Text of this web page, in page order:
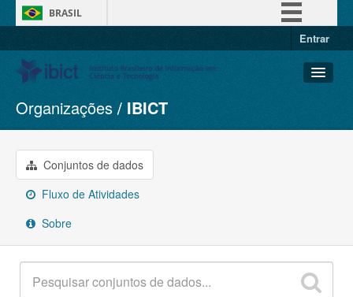
BRASIL
Entrar
Conjuntos de dados
Organizações
Grupos
Sobre
Organizações IBICT
Conjuntos de dados
Fluxo de Atividades
Sobre